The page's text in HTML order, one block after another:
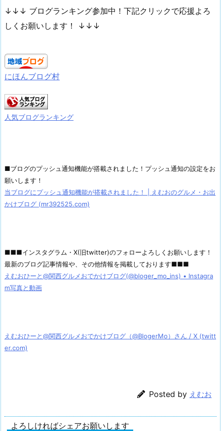
↓↓↓ ブログランキング参加中！下記クリックで応援よろ
しくお願いします！ ↓↓↓
にほんブログ村
人気ブログランキング
■ブログのプッシュ通知機能が搭載されました！プッシュ通知の設定をお
願いします！
当ブログにプッシュ通知機能が搭載されました！ | えむおのグルメ・お出
かけブログ (mr392525.com)
■■■インスタグラム・X(旧twitter)のフォローよろしくお願いします！
最新のブログ記事情報や、その他情報を掲載しております■■■
えむおひーと@関西グルメおでかけブログ(@bloger_mo_ins) • Instagra
m写真と動画
えむおひーと@関西グルメおでかけブログ（@BlogerMo）さん / X (twitt
er.com)
Posted by えむお
よろしければシェアお願いします